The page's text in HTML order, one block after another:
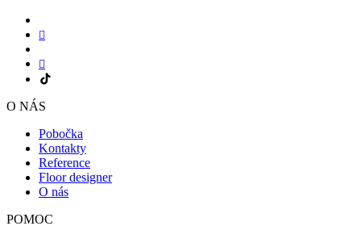
O NÁS
Pobočka
Kontakty
Reference
Floor designer
O nás
POMOC